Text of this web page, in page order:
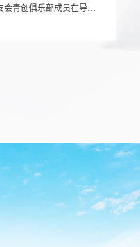
4月7日，厦门大学管理学院EDP福州校友会青创俱乐部成员在导师的带领下，来到公司调研企业创新情况。公司总经理夏瑞祺、副总经理、市场总监林少云等高管做了热忱接待。调研组一行参观了企业展示厅、镁合金生产车间，对企业历史沿革、战略布局、业务板块、科研实力、企业文化和生产项目等进行详细了解和互动交流，并对三祥科研成果、产业结构迭代展现出的强劲势头表示赞赏！随后，调研组一行移步会议室进行座谈交流，公司总经理夏瑞祺对厦门大学青创俱乐部一行的到来给予热烈欢迎，并围绕“以战略创新为引领、技术创新为驱动、管理创新为手段…